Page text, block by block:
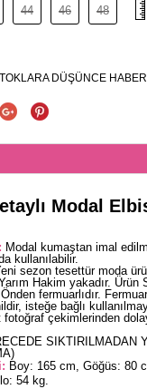
44 46 48
DÜŞÜNCE
Modal
Modal kumaştan imal
kullanılabilir.
sezon tesettür moda
Hakim yakadır. Ürün
fermuarlıdır.
isteğe bağlı
fotoğraf çekimlerinden
SIKTIRILMADAN
Boy: 165 cm, Göğüs: 80
54 kg.